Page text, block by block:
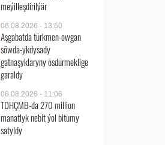
meýilleşdirilýär
06.08.2026 - 13:50
Aşgabatda türkmen-owgan
söwda-ykdysady
gatnaşyklaryny ösdürmeklige
garaldy
06.08.2026 - 11:06
TDHÇMB-da 270 million
manatlyk nebit ýol bitumy
satyldy